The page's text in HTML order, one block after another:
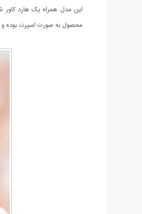
این مدل همراه یک هارد کاور
محصول به صورت اسپرت بوده و